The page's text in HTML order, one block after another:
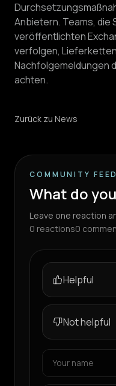
Anbietern. Teams, die
veröffentlichten
verfolgen,
Nachfolgemeldungen
achten.
Zurück zu News
COMMUNITY
What do
Leave one reaction
0 reactions0
Helpful
Not helpful